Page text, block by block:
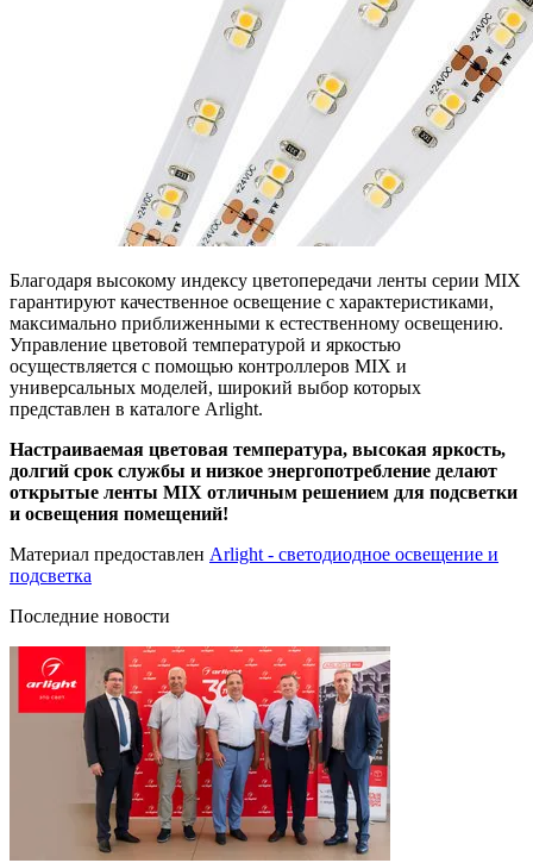
Благодаря высокому индексу цветопередачи ленты серии MIX
гарантируют качественное освещение с характеристиками,
максимально приближенными к естественному освещению.
Управление цветовой температурой и яркостью
осуществляется с помощью контроллеров MIX и
универсальных моделей, широкий выбор которых
представлен в каталоге Arlight.
Настраиваемая цветовая температура, высокая яркость,
долгий срок службы и низкое энергопотребление делают
открытые ленты MIX отличным решением для подсветки
и освещения помещений!
Материал предоставлен Arlight - светодиодное освещение и
подсветка
Последние новости